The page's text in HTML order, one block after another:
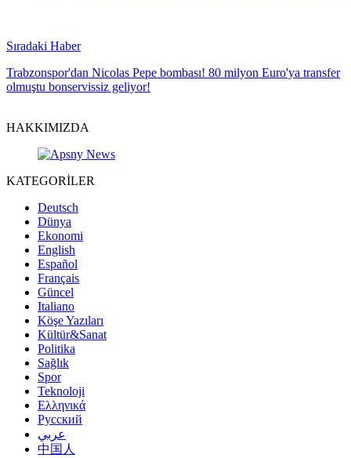
Sıradaki Haber
Trabzonspor'dan Nicolas Pepe bombası! 80 milyon Euro'ya transfer
olmuştu bonservissiz geliyor!
HAKKIMIZDA
KATEGORİLER
Deutsch
Dünya
Ekonomi
English
Español
Français
Güncel
Italiano
Köşe Yazıları
Kültür&Sanat
Politika
Sağlık
Spor
Teknoloji
Ελληνικά
Русский
عربي
中国人